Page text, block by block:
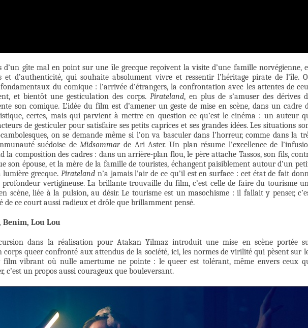
d’un gîte mal en point sur une île grecque reçoivent la visite d’une famille norvégienne,
et d’authenticité, qui souhaite absolument vivre et ressentir l’héritage pirate de l’île.
du comique : l’arrivée d’étrangers, la confrontation avec les attentes de
et bientôt une gesticulation des corps. Pirateland, en plus de s’amuser des dérives
son comique. L’idée du film est d’amener un geste de mise en scène, dans un cadre
certes, mais qui parvient à mettre en question ce qu’est le cinéma : un auteur
de gesticuler pour satisfaire ses petits caprices et ses grandes idées. Les situations
on se demande même si l’on va basculer dans l’horreur, comme dans la
suédoise deMidsommarde Ari Aster. Un plan résume l’excellence de
la composition des cadres : dans un arrière-plan flou, le père attache Tassos, son fils,
son épouse, et la mère de la famille de touristes, échangent paisiblement autour d’un
lumière grecque. Pirateland n’a jamais l’air de ce qu’il est en surface : cet état de fait
profondeur vertigineuse. La brillante trouvaille du film, c’est celle de faire du tourisme
scène, liée à la pulsion, au désir. Le tourisme est un masochisme : il fallait y penser,
de ce court aussi radieux et drôle que brillamment pensé.
Benim, Lou Lou
dans la réalisation pour Atakan Yilmaz introduit une mise en scène portée
corps queer confronté aux attendus de la société, ici, les normes de virilité qui pèsent sur
film vibrant où nulle amertume ne pointe : le queer est tolérant, même envers ceux
c’est un propos aussi courageux que bouleversant.